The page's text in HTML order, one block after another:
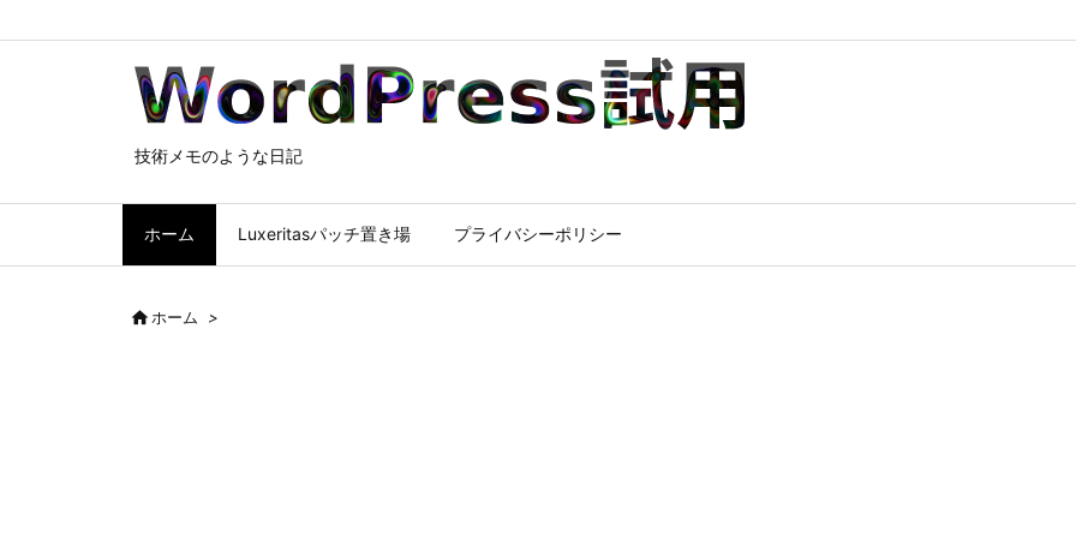
技術メモのような日記
ホーム Luxeritasパッチ置き場 プライバシーポリシー
ホーム >